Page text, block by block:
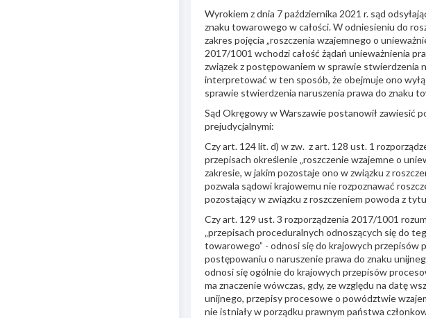
Wyrokiem z dnia 7 października 2021 r. sąd
znaku towarowego w całości. W odniesieniu do
zakres pojęcia „roszczenia wzajemnego o
2017/1001 wchodzi całość żądań unieważnienia
związek z postępowaniem w sprawie stwierdzenia
interpretować w ten sposób, że obejmuje ono
sprawie stwierdzenia naruszenia prawa do znaku
Sąd Okręgowy w Warszawie postanowił zawiesić
prejudycjalnymi:
Czy art. 124 lit. d) w zw. z art. 128 ust. 1
przepisach określenie „roszczenie wzajemne o
zakresie, w jakim pozostaje ono w związku z
pozwala sądowi krajowemu nie rozpoznawać
pozostający w związku z roszczeniem powoda z
Czy art. 129 ust. 3 rozporządzenia 2017/1001
„przepisach proceduralnych odnoszących się do
towarowego” - odnosi się do krajowych przepisów
postępowaniu o naruszenie prawa do znaku
odnosi się ogólnie do krajowych przepisów
ma znaczenie wówczas, gdy, ze względu na datę
unijnego, przepisy procesowe o powództwie
nie istniały w porządku prawnym państwa